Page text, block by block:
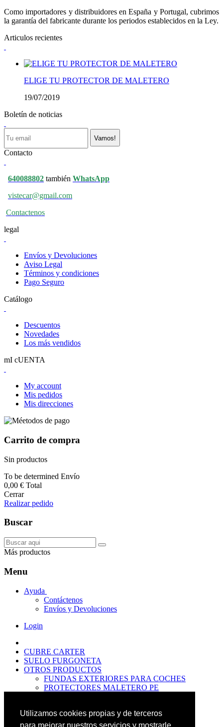
Utilizamos cookies propias y de terceros
Como importadores y distribuidores en España y Portugal, cubrimos
la garantía del fabricante durante los periodos establecidos en la Ley.
Articulos recientes
ELIGE TU PROTECTOR DE MALETERO
19/07/2019
Boletín de noticias
Vamos!
Contacto
640088802 también WhatsApp
vistecar@gmail.com
Contactenos
legal
Envíos y Devoluciones
Aviso Legal
Términos y condiciones
Pago Seguro
Catálogo
Descuentos
Novedades
Los más vendidos
mI cUENTA
My account
Mis pedidos
Mis direcciones
Carrito de compra
Sin productos
To be determined Envío
0,00 € Total
Cerrar
Realizar pedido
Buscar
Más productos
Menu
Ayuda
Contáctenos
Envíos y Devoluciones
Login
CUBRE CARTER
SUELO FURGONETA
OTROS PRODUCTOS
FUNDAS EXTERIORES PARA COCHES
PROTECTORES MALETERO PE
PREMIUM
PROTECTORES MALETERO PE